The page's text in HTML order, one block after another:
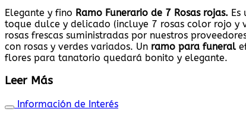
Elegante y fino Ramo Funerario de 7 Rosas rojas. Es
toque dulce y delicado (incluye 7 rosas color rojo y
rosas frescas suministradas por nuestros
con rosas y verdes variados. Un ramo para funeral
flores para tanatorio quedará bonito y elegante.
Leer Más
Información de Interés